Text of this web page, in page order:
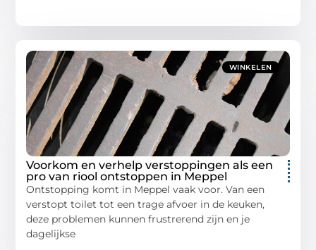
WINKELEN
Voorkom en verhelp verstoppingen als een
pro van riool ontstoppen in Meppel
Ontstopping komt in Meppel vaak voor. Van een
verstopt toilet tot een trage afvoer in de keuken,
deze problemen kunnen frustrerend zijn en je
dagelijkse